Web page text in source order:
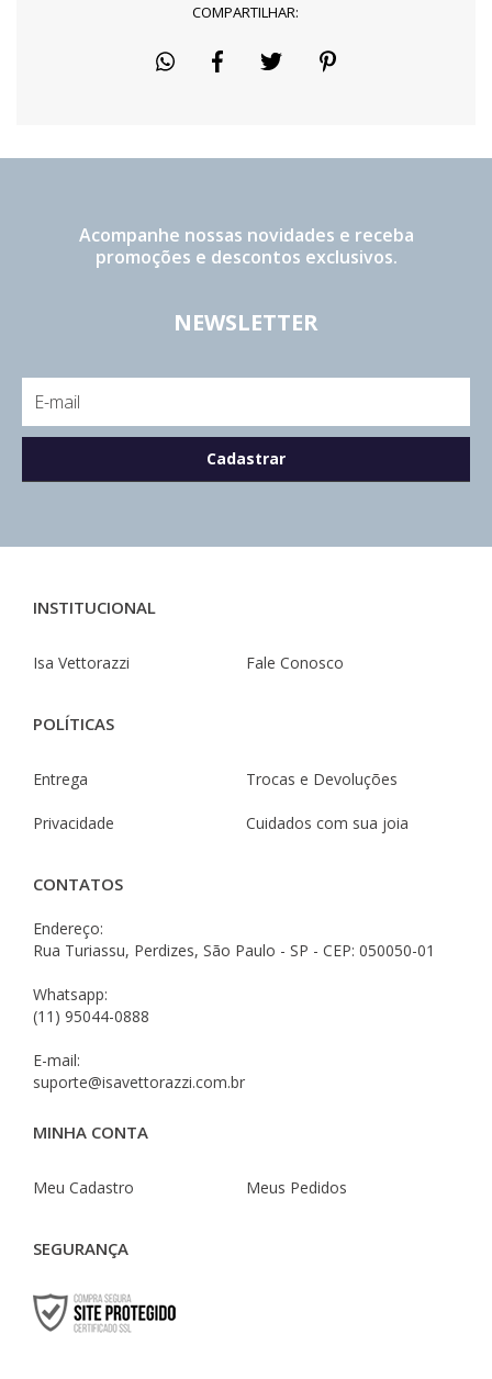
COMPARTILHAR:
Acompanhe nossas novidades e receba
promoções e descontos exclusivos.
NEWSLETTER
INSTITUCIONAL
Isa Vettorazzi Fale Conosco
POLÍTICAS
Entrega Trocas e Devoluções
Privacidade Cuidados com sua joia
CONTATOS
Endereço:
Rua Turiassu, Perdizes, São Paulo - SP - CEP: 050050-01
Whatsapp:
(11) 95044-0888
E-mail:
suporte@isavettorazzi.com.br
MINHA CONTA
Meu Cadastro Meus Pedidos
SEGURANÇA